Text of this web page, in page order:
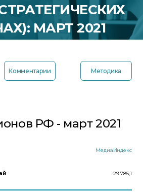
МАРТ 2021
Комментарии Методика
РФ - март 2021
МедиаИндекс
29 785,1